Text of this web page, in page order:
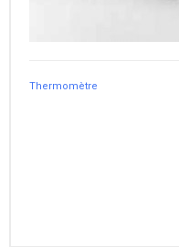
Thermomètre